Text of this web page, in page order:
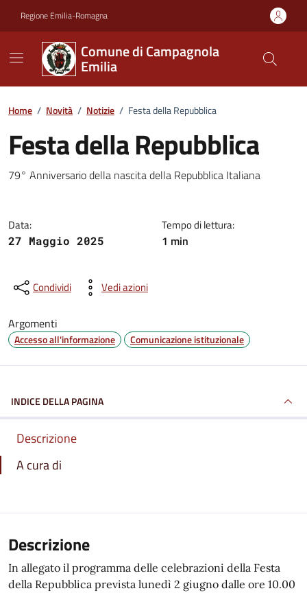
Regione Emilia-Romagna
Comune di Campagnola
Emilia
Home / Novità / Notizie / Festa della Repubblica
Festa della Repubblica
Dettagli della notizia
79° Anniversario della nascita della Repubblica Italiana
Data:
27 Maggio 2025
Tempo di lettura:
1 min
Condividi Vedi azioni
Argomenti
Accesso all'informazione Comunicazione istituzionale
INDICE DELLA PAGINA
Descrizione
A cura di
Descrizione
In allegato il programma delle celebrazioni della Festa
della Repubblica prevista lunedì 2 giugno dalle ore 10.00